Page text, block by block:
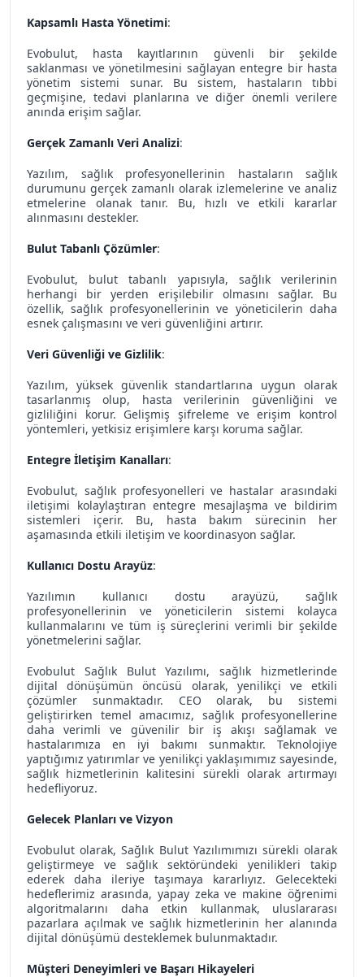
Kapsamlı Hasta Yönetimi:
Evobulut, hasta kayıtlarının güvenli bir şekilde
saklanması ve yönetilmesini sağlayan entegre bir hasta
yönetim sistemi sunar. Bu sistem, hastaların tıbbi
geçmişine, tedavi planlarına ve diğer önemli verilere
anında erişim sağlar.
Gerçek Zamanlı Veri Analizi:
Yazılım, sağlık profesyonellerinin hastaların sağlık
durumunu gerçek zamanlı olarak izlemelerine ve analiz
etmelerine olanak tanır. Bu, hızlı ve etkili kararlar
alınmasını destekler.
Bulut Tabanlı Çözümler:
Evobulut, bulut tabanlı yapısıyla, sağlık verilerinin
herhangi bir yerden erişilebilir olmasını sağlar. Bu
özellik, sağlık profesyonellerinin ve yöneticilerin daha
esnek çalışmasını ve veri güvenliğini artırır.
Veri Güvenliği ve Gizlilik:
Yazılım, yüksek güvenlik standartlarına uygun olarak
tasarlanmış olup, hasta verilerinin güvenliğini ve
gizliliğini korur. Gelişmiş şifreleme ve erişim kontrol
yöntemleri, yetkisiz erişimlere karşı koruma sağlar.
Entegre İletişim Kanalları:
Evobulut, sağlık profesyonelleri ve hastalar arasındaki
iletişimi kolaylaştıran entegre mesajlaşma ve bildirim
sistemleri içerir. Bu, hasta bakım sürecinin her
aşamasında etkili iletişim ve koordinasyon sağlar.
Kullanıcı Dostu Arayüz:
Yazılımın kullanıcı dostu arayüzü, sağlık
profesyonellerinin ve yöneticilerin sistemi kolayca
kullanmalarını ve tüm iş süreçlerini verimli bir şekilde
yönetmelerini sağlar.
Evobulut Sağlık Bulut Yazılımı, sağlık hizmetlerinde
dijital dönüşümün öncüsü olarak, yenilikçi ve etkili
çözümler sunmaktadır. CEO olarak, bu sistemi
geliştirirken temel amacımız, sağlık profesyonellerine
daha verimli ve güvenilir bir iş akışı sağlamak ve
hastalarımıza en iyi bakımı sunmaktır. Teknolojiye
yaptığımız yatırımlar ve yenilikçi yaklaşımımız sayesinde,
sağlık hizmetlerinin kalitesini sürekli olarak artırmayı
hedefliyoruz.
Gelecek Planları ve Vizyon
Evobulut olarak, Sağlık Bulut Yazılımımızı sürekli olarak
geliştirmeye ve sağlık sektöründeki yenilikleri takip
ederek daha ileriye taşımaya kararlıyız. Gelecekteki
hedeflerimiz arasında, yapay zeka ve makine öğrenimi
algoritmalarını daha etkin kullanmak, uluslararası
pazarlara açılmak ve sağlık hizmetlerinin her alanında
dijital dönüşümü desteklemek bulunmaktadır.
Müşteri Deneyimleri ve Başarı Hikayeleri